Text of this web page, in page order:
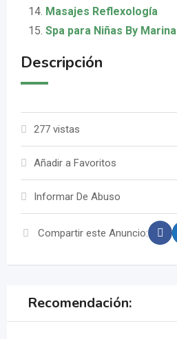
Masajes Reflexología
Spa para Niñas By Marina
Descripción
277 vistas
Añadir a Favoritos
Informar De Abuso
Compartir este Anuncio:
Recomendación: